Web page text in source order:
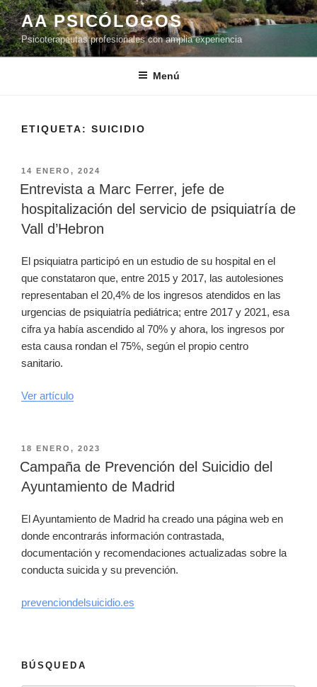
Saltar
al
contenido
AA PSICÓLOGOS
Psicoterapeutas profesionales con amplia experiencia
Menú
ETIQUETA: SUICIDIO
PUBLICADO
EL
14 ENERO, 2024
Entrevista a Marc Ferrer, jefe de
hospitalización del servicio de psiquiatría de
Vall d’Hebron
El psiquiatra participó en un estudio de su hospital en el
que constataron que, entre 2015 y 2017, las autolesiones
representaban el 20,4% de los ingresos atendidos en las
urgencias de psiquiatría pediátrica; entre 2017 y 2021, esa
cifra ya había ascendido al 70% y ahora, los ingresos por
esta causa rondan el 75%, según el propio centro
sanitario.
Ver artículo
PUBLICADO
EL
18 ENERO, 2023
Campaña de Prevención del Suicidio del
Ayuntamiento de Madrid
El Ayuntamiento de Madrid ha creado una página web en
donde encontrarás información contrastada,
documentación y recomendaciones actualizadas sobre la
conducta suicida y su prevención.
prevenciondelsuicidio.es
BÚSQUEDA